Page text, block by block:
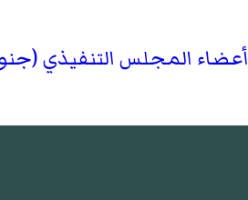
أعضاء المجلس التنفيذي